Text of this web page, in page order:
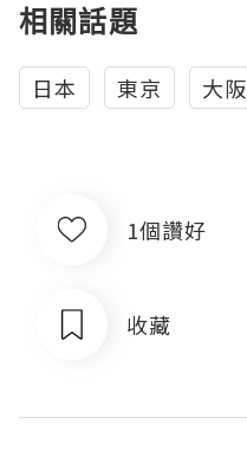
相關話題
日本 東京 大阪
1個讚好
收藏